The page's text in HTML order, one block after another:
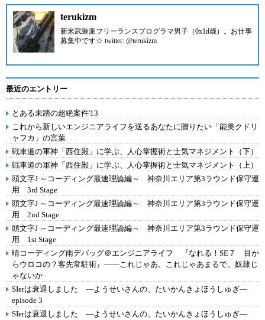
terukizm
新米武装派フリーランスプログラマ男子（0x1d歳）。 お仕事
募集中です☆ twitter: @terukizm
最近のエントリー
とある未踏の超絶案件'13
これから新しいエンジニアライフを送るあなたに贈りたい「能美クドリ
ャフカ」の言葉
戦車道の軍神「西住殿」に学ぶ、人心掌握術と士気マネジメント（下）
戦車道の軍神「西住殿」に学ぶ、人心掌握術と士気マネジメント（上）
頭文字J ～コーディング最速理論編～ 神奈川エリア第3ラウンド保守運
用 3rd Stage
頭文字J ～コーディング最速理論編～ 神奈川エリア第3ラウンド保守運
用 2nd Stage
頭文字J ～コーディング最速理論編～ 神奈川エリア第3ラウンド保守運
用 1st Stage
晴コーディング雨デバッグ＠エンジニアライフ 『なれる！SE７ 目か
らウロコの？客先常駐術』――これじゃあ、これじゃあまるで。奴隷じ
ゃないか
SIerは衰退しました ―ようせいさんの、たいかんきょほうしゅぎ―
episode 3
SIerは衰退しました ―ようせいさんの、たいかんきょほうしゅぎ―